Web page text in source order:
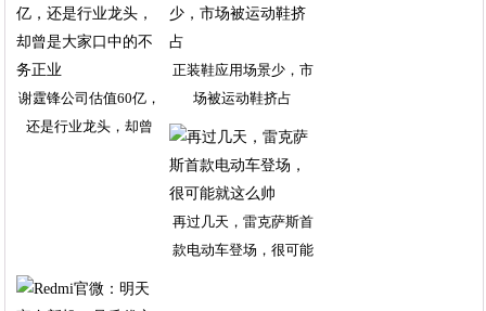
谢霆锋公司估值60亿，
还是行业龙头，却曾
正装鞋应用场景少，市
场被运动鞋挤占
再过几天，雷克萨斯首
款电动车登场，很可能